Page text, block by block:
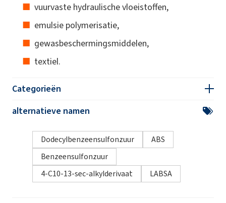
vuurvaste hydraulische vloeistoffen,
emulsie polymerisatie,
gewasbeschermingsmiddelen,
textiel.
Categorieën
alternatieve namen
Dodecylbenzeensulfonzuur
ABS
Benzeensulfonzuur
4-C10-13-sec-alkylderivaat
LABSA